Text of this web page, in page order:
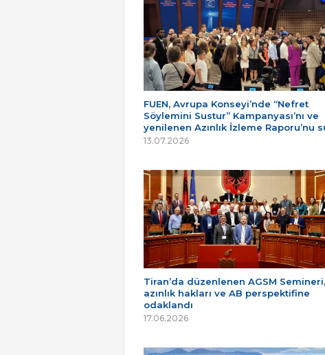
FUEN, Avrupa Konseyi’nde “Nefret
Söylemini Sustur” Kampanyası’nı ve
yenilenen Azınlık İzleme Raporu’nu
13.07.2026
Tiran’da düzenlenen AGSM Semineri,
azınlık hakları ve AB perspektifine
odaklandı
17.06.2026